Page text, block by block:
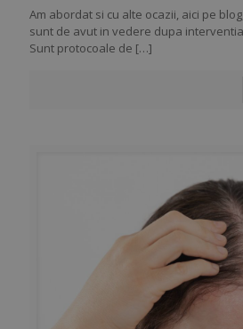
Am abordat si cu alte ocazii, aici pe
sunt de avut in vedere dupa
Sunt protocoale de […]